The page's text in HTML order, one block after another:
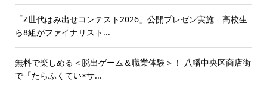
「Z世代はみ出せコンテスト2026」公開プレゼン実施 高校生
ら8組がファイナリスト...
無料で楽しめる＜脱出ゲーム＆職業体験＞！ 八幡中央区商店街
で「たらふくてい×サ...